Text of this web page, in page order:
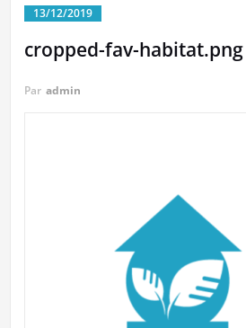
13/12/2019
cropped-fav-habitat.png
Par admin